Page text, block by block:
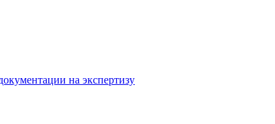
на экспертизу